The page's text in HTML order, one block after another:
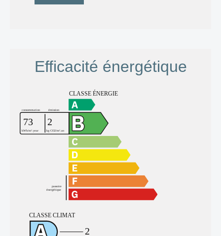
Efficacité énergétique